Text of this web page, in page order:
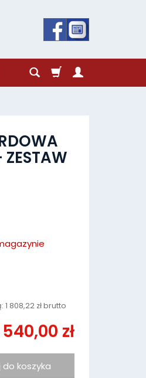
1 808,22 zł brutto
540,00 zł
koszyka